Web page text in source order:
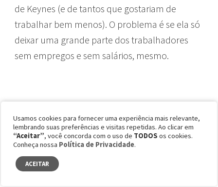
de Keynes (e de tantos que gostariam de
trabalhar bem menos). O problema é se ela só
deixar uma grande parte dos trabalhadores
sem empregos e sem salários, mesmo.
Marcelo também aponta para as questões
Usamos cookies para fornecer uma experiência mais relevante,
lembrando suas preferências e visitas repetidas. Ao clicar em
“Aceitar”, você concorda com o uso de TODOS os cookies.
Conheça nossa Política de Privacidade.
ACEITAR